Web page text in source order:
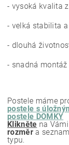
- vysoká kvalita
- velká stabilita
- dlouhá
- snadná montáž
Postele máme
postele s
postele DOMKY
Klikněte na
rozměra
typu.